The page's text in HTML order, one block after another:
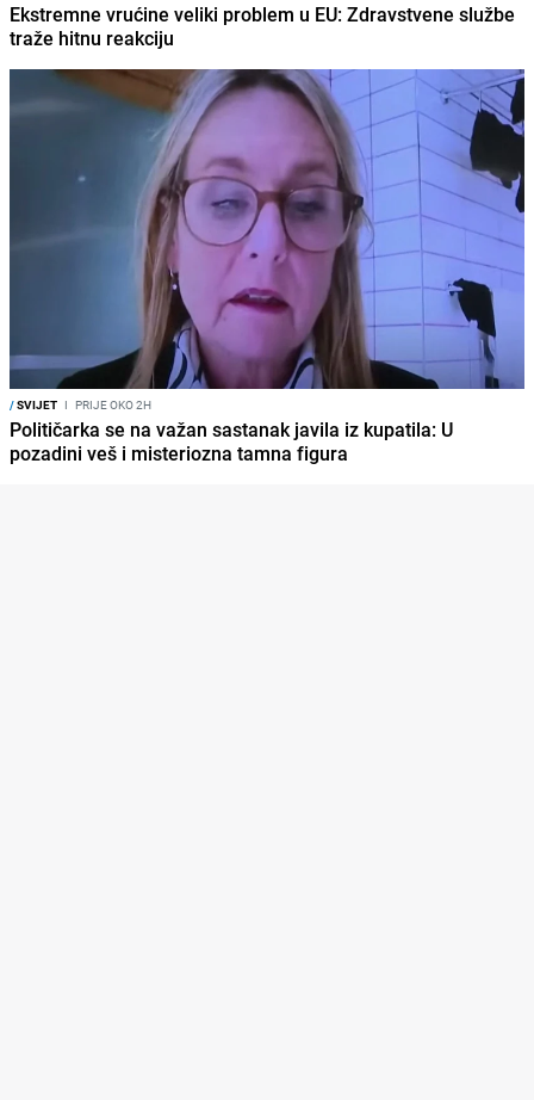
Ekstremne vrućine veliki problem u EU: Zdravstvene službe
traže hitnu reakciju
/SVIJET I PRIJE OKO 2H
Političarka se na važan sastanak javila iz kupatila: U
pozadini veš i misteriozna tamna figura